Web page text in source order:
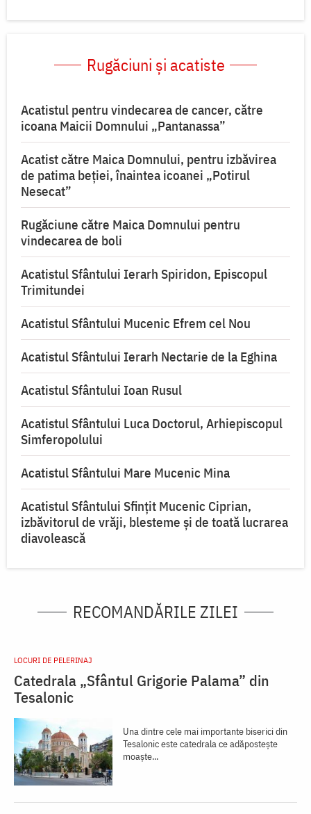
Rugăciuni și acatiste
Acatistul pentru vindecarea de cancer, către
icoana Maicii Domnului „Pantanassa”
Acatist către Maica Domnului, pentru izbăvirea
de patima beției, înaintea icoanei „Potirul
Nesecat”
Rugăciune către Maica Domnului pentru
vindecarea de boli
Acatistul Sfântului Ierarh Spiridon, Episcopul
Trimitundei
Acatistul Sfântului Mucenic Efrem cel Nou
Acatistul Sfântului Ierarh Nectarie de la Eghina
Acatistul Sfântului Ioan Rusul
Acatistul Sfântului Luca Doctorul, Arhiepiscopul
Simferopolului
Acatistul Sfântului Mare Mucenic Mina
Acatistul Sfântului Sfințit Mucenic Ciprian,
izbăvitorul de vrăji, blesteme și de toată lucrarea
diavolească
RECOMANDĂRILE ZILEI
LOCURI DE PELERINAJ
Catedrala „Sfântul Grigorie Palama” din
Tesalonic
Una dintre cele mai importante biserici din
Tesalonic este catedrala ce adăposteşte
moaşte...